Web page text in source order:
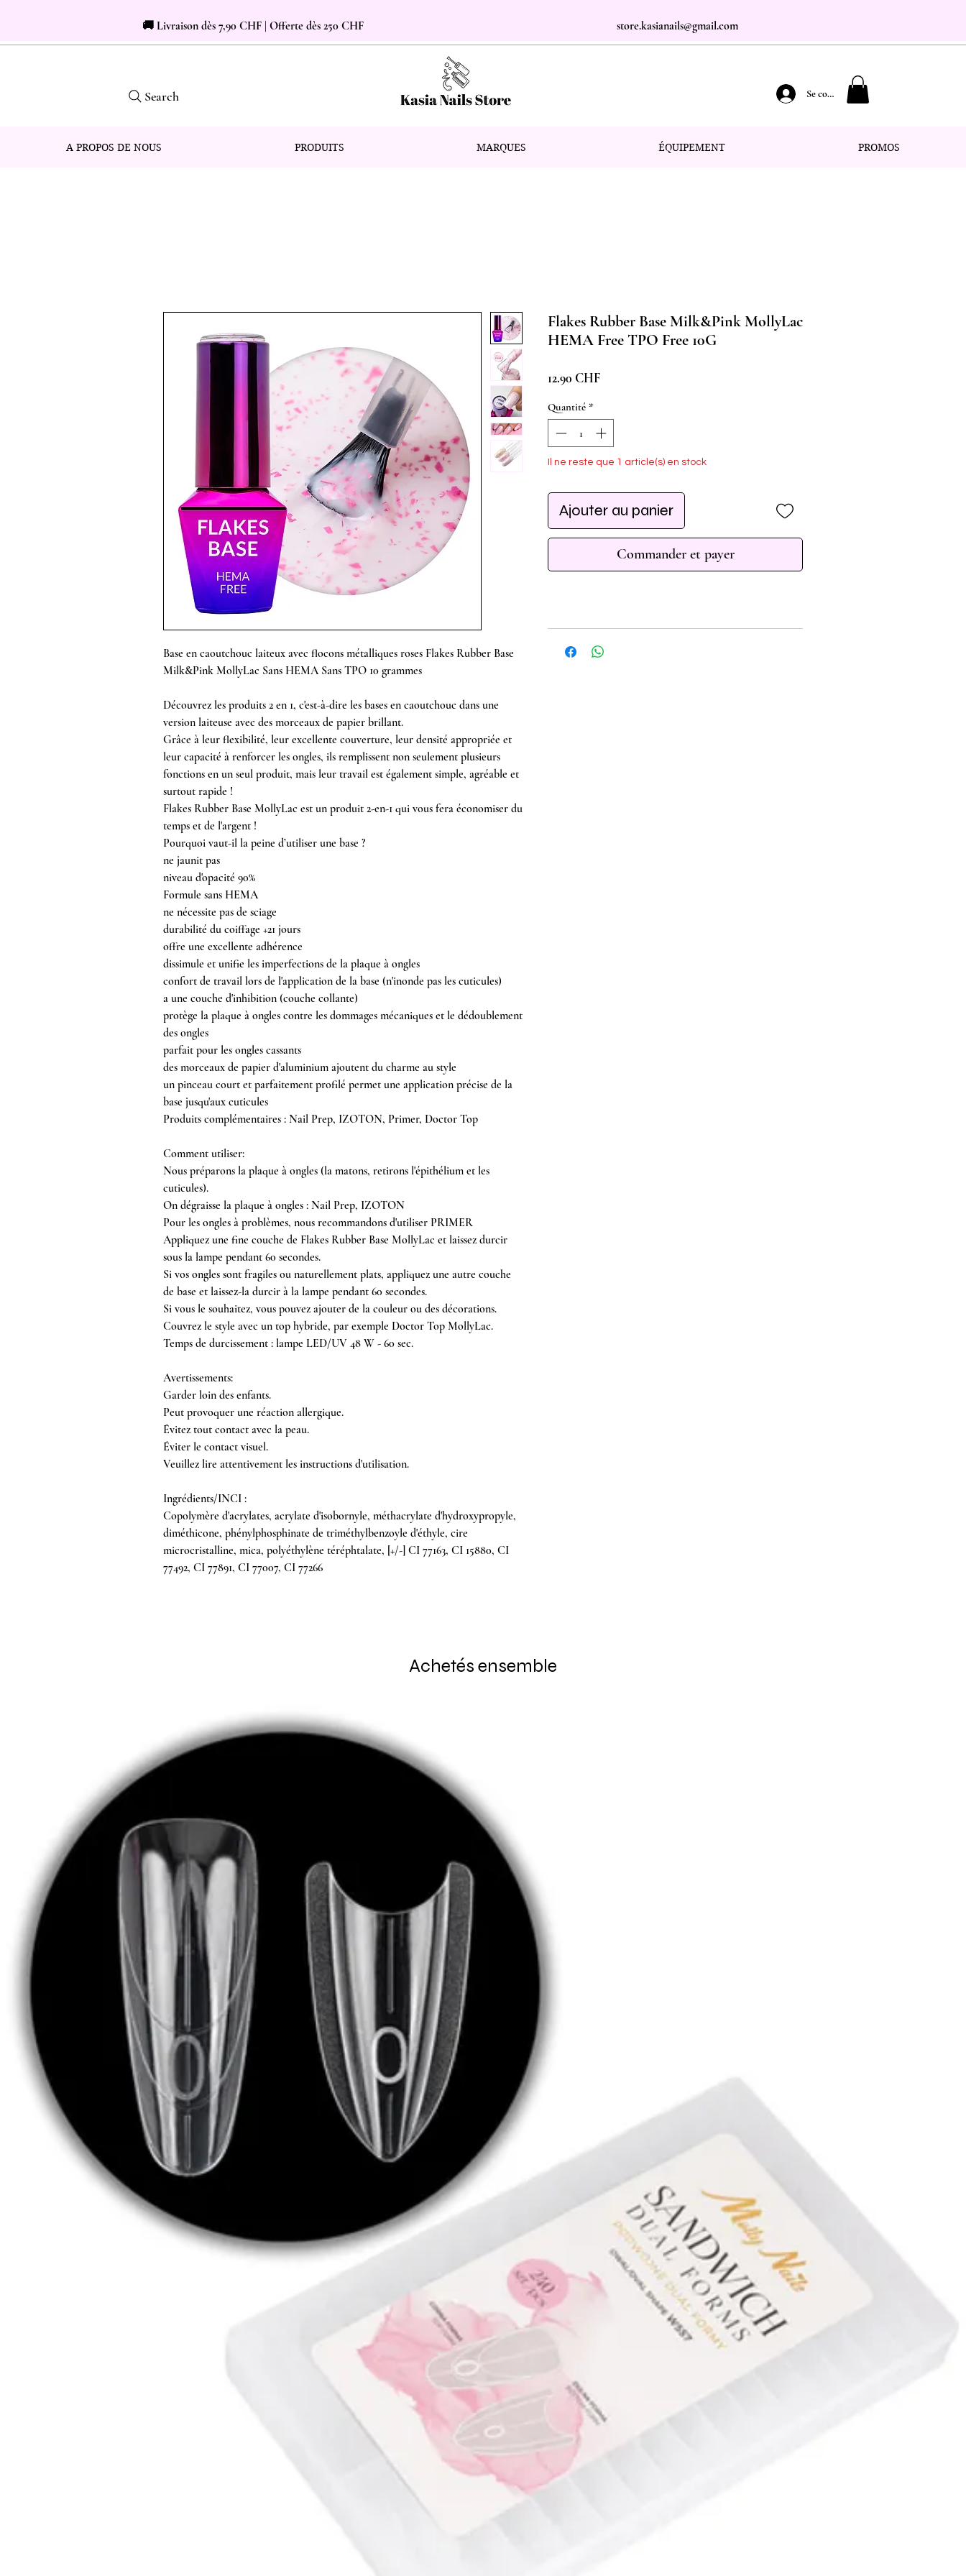
🚚 Livraison dès 7,90 CHF | Offerte dès 250 CHF store.kasianails@gmail.com
Search Se connecter
A PROPOS DE NOUS PRODUITS MARQUES ÉQUIPEMENT PROMOS
Base en caoutchouc laiteux avec flocons métalliques roses Flakes Rubber Base
Milk&Pink MollyLac Sans HEMA Sans TPO 10 grammes
Découvrez les produits 2 en 1, c'est-à-dire les bases en caoutchouc dans une
version laiteuse avec des morceaux de papier brillant.
Grâce à leur flexibilité, leur excellente couverture, leur densité appropriée et
leur capacité à renforcer les ongles, ils remplissent non seulement plusieurs
fonctions en un seul produit, mais leur travail est également simple, agréable et
surtout rapide !
Flakes Rubber Base MollyLac est un produit 2-en-1 qui vous fera économiser du
temps et de l'argent !
Pourquoi vaut-il la peine d’utiliser une base ?
ne jaunit pas
niveau d'opacité 90%
Formule sans HEMA
ne nécessite pas de sciage
durabilité du coiffage +21 jours
offre une excellente adhérence
dissimule et unifie les imperfections de la plaque à ongles
confort de travail lors de l'application de la base (n'inonde pas les cuticules)
a une couche d'inhibition (couche collante)
protège la plaque à ongles contre les dommages mécaniques et le dédoublement
des ongles
parfait pour les ongles cassants
des morceaux de papier d'aluminium ajoutent du charme au style
un pinceau court et parfaitement profilé permet une application précise de la
base jusqu'aux cuticules
Produits complémentaires : Nail Prep, IZOTON, Primer, Doctor Top
Comment utiliser:
Nous préparons la plaque à ongles (la matons, retirons l'épithélium et les
cuticules).
On dégraisse la plaque à ongles : Nail Prep, IZOTON
Pour les ongles à problèmes, nous recommandons d'utiliser PRIMER
Appliquez une fine couche de Flakes Rubber Base MollyLac et laissez durcir
sous la lampe pendant 60 secondes.
Si vos ongles sont fragiles ou naturellement plats, appliquez une autre couche
de base et laissez-la durcir à la lampe pendant 60 secondes.
Si vous le souhaitez, vous pouvez ajouter de la couleur ou des décorations.
Couvrez le style avec un top hybride, par exemple Doctor Top MollyLac.
Temps de durcissement : lampe LED/UV 48 W - 60 sec.
Avertissements:
Garder loin des enfants.
Peut provoquer une réaction allergique.
Évitez tout contact avec la peau.
Éviter le contact visuel.
Veuillez lire attentivement les instructions d'utilisation.
Ingrédients/INCI :
Copolymère d'acrylates, acrylate d'isobornyle, méthacrylate d'hydroxypropyle,
diméthicone, phénylphosphinate de triméthylbenzoyle d'éthyle, cire
microcristalline, mica, polyéthylène téréphtalate, [+/-] CI 77163, CI 15880, CI
77492, CI 77891, CI 77007, CI 77266
Flakes Rubber Base Milk&Pink MollyLac
HEMA Free TPO Free 10G
12.90 CHFPrix
Quantité *
Il ne reste que 1 article(s) en stock
Ajouter au panier
Commander et payer
Achetés ensemble